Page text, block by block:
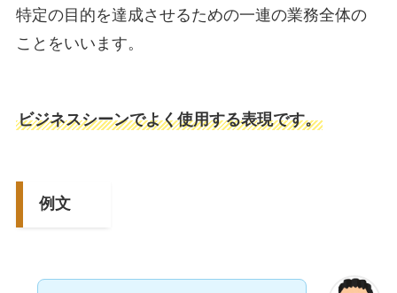
特定の目的を達成させるための一連の業務全体の
ことをいいます。
ビジネスシーンでよく使用する表現です。
例文